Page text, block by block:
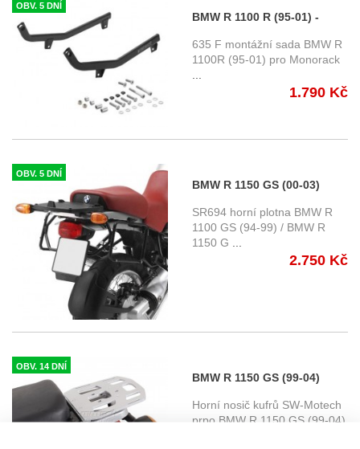
OBV. 5 DNÍ
BMW R 1100 R (95-01) -
montážní sada Monorack
Givi
635 F montážní sada BMW R
1100R (95-01) pro Monorack
1.790 Kč
OBV. 5 DNÍ
BMW R 1150 GS (00-03)
specifická horní plotna Givi
SR694
SR694 horní plotna BMW R
1100 GS (94-99) / BMW R
1150 G
2.750 Kč
OBV. 14 DNÍ
BMW R 1150 GS (99-04)
horní nosič SW-Motech Alu-
Rack
Horní nosič kufrů SW-Motech
prpo BMW R 1150 GS (99-04)